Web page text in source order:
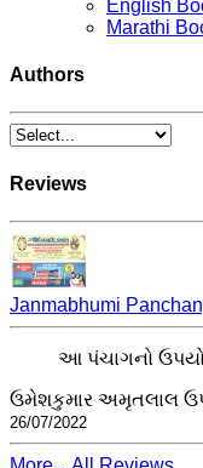
English
Marathi
Authors
Reviews
Janmabhumi
આ પંચાગનો
ઉમેશકુમાર અમૃતલાલ
26/07/2022